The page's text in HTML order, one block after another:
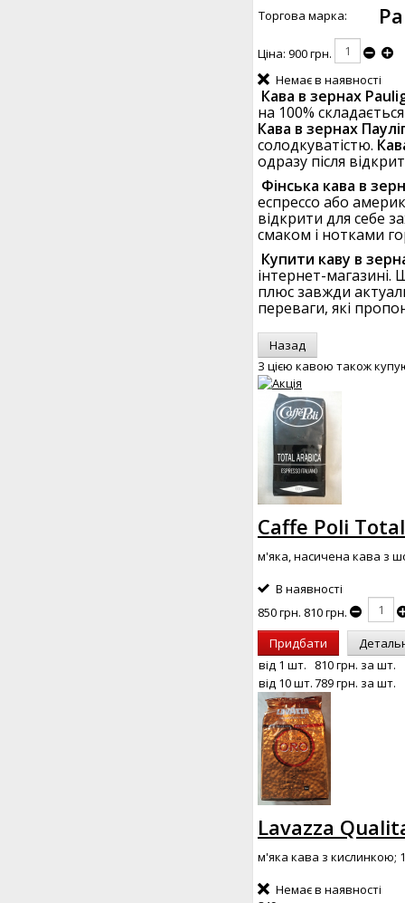
Торгова марка:
Ціна: 900 грн.
Немає в наявності
Кава в зернах
на 100%
Кава в зернах
солодкуватістю.
одразу після
Фінська кава в
еспрессо або
відкрити для себе
смаком і нотками
Купити каву в
інтернет-магазині.
плюс завжди
переваги, які
З цією кавою також
Caffe Poli
м'яка, насичена кава з
В наявності
850 грн. 810 грн.
Придбати
від 1 шт.
810 грн. за шт.
від 10 шт.789 грн. за шт.
Lavazza
м'яка кава з кислинкою;
Немає в наявності